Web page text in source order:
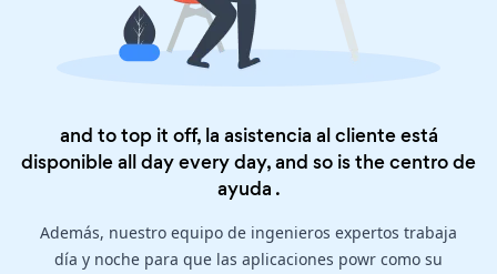
and to top it off, la asistencia al cliente está
disponible all day every day, and so is thecentro de
ayuda .
Además, nuestro equipo de ingenieros expertos trabaja
día y noche para que las aplicaciones powr como su